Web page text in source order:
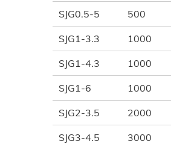
SJG0.5-5 500
SJG1-3.3 1000
SJG1-4.3 1000
SJG1-6 1000
SJG2-3.5 2000
SJG3-4.5 3000